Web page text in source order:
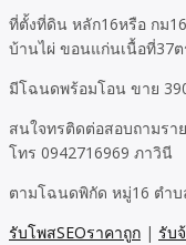
ที่ตั้งที่ดิน​ หลัก16หรือ​ กม
บ้านไผ่​ ขอนแก่น​เนื้อที่37
มีโฉนดพร้อมโอน​ ขาย
สนใจทรติดต่อสอบถามรา
โทร 0942716969 ภาวินี​
ตามโฉนดพิกัด ​หมู่16 ตำ
รับโพสSEOราคาถูก | รับ